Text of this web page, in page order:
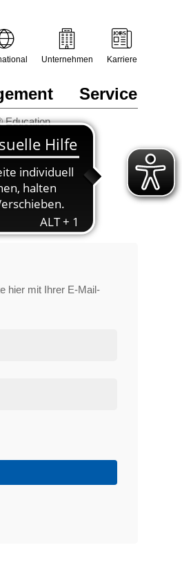
Education
Service
Unternehmen Karriere
hier mit Ihrer E-Mail-